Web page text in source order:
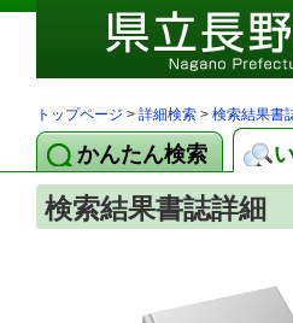
トップページ > 詳細検索 > 検索結果書
かんたん検索
検索結果書誌詳細